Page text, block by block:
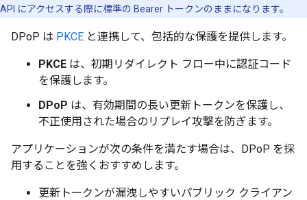
API にアクセスする際に標準の Bearer トークンのままになります。
DPoP は PKCE と連携して、包括的な保護を提供します。
PKCE は、初期リダイレクト フロー中に認証コード
を保護します。
DPoP は、有効期間の長い更新トークンを保護し、
不正使用された場合のリプレイ攻撃を防ぎます。
アプリケーションが次の条件を満たす場合は、DPoP を採
用することを強くおすすめします。
更新トークンが漏洩しやすいパブリック クライアン